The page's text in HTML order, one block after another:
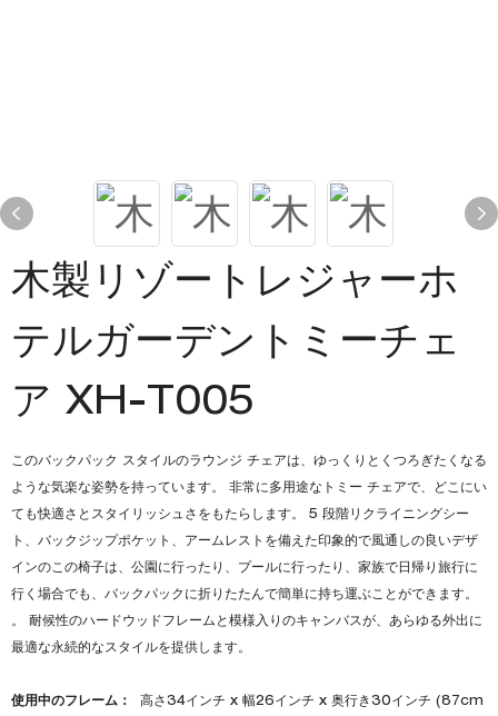
木製リゾートレジャーホ
テルガーデントミーチェ
ア XH-T005
このバックパック スタイルのラウンジ チェアは、ゆっくりとくつろぎたくなる
ような気楽な姿勢を持っています。 非常に多用途なトミー チェアで、どこにい
ても快適さとスタイリッシュさをもたらします。 5 段階リクライニングシー
ト、バックジップポケット、アームレストを備えた印象的で風通しの良いデザ
インのこの椅子は、公園に行ったり、プールに行ったり、家族で日帰り旅行に
行く場合でも、バックパックに折りたたんで簡単に持ち運ぶことができます。
。 耐候性のハードウッドフレームと模様入りのキャンバスが、あらゆる外出に
最適な永続的なスタイルを提供します。
使用中のフレーム：
高さ34インチ x 幅26インチ x 奥行き30インチ (87cm